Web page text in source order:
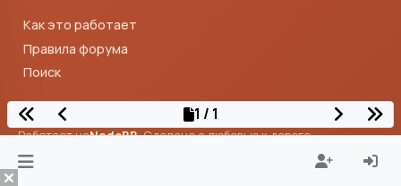
Как это работает
Правила форума
Поиск
Работает наNodeBB· Сделано с любовью к дороге
© Тревелтокс — сообщество путешественников
1 / 1